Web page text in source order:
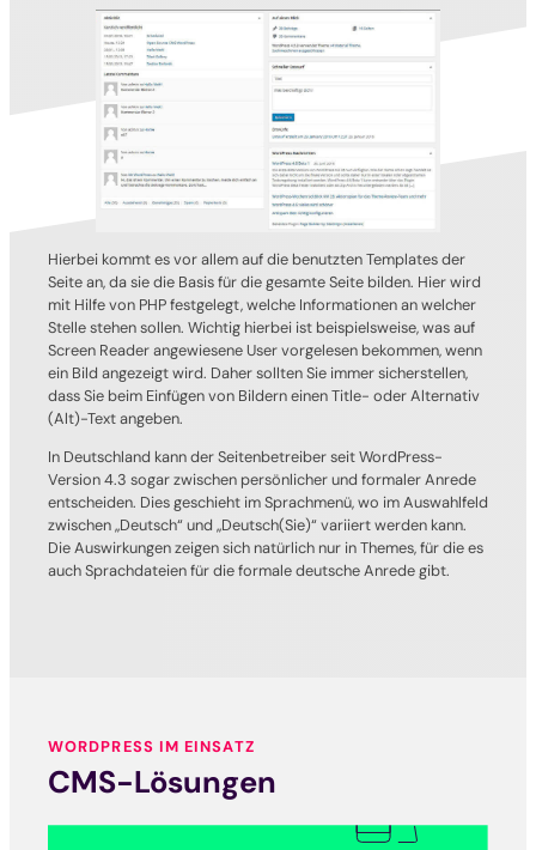
Hierbei kommt es vor allem auf die benutzten Templates der
Seite an, da sie die Basis für die gesamte Seite bilden. Hier wird
mit Hilfe von PHP festgelegt, welche Informationen an welcher
Stelle stehen sollen. Wichtig hierbei ist beispielsweise, was auf
Screen Reader angewiesene User vorgelesen bekommen, wenn
ein Bild angezeigt wird. Daher sollten Sie immer sicherstellen,
dass Sie beim Einfügen von Bildern einen Title- oder Alternativ
(Alt)-Text angeben.
In Deutschland kann der Seitenbetreiber seit WordPress-
Version 4.3 sogar zwischen persönlicher und formaler Anrede
entscheiden. Dies geschieht im Sprachmenü, wo im Auswahlfeld
zwischen „Deutsch“ und „Deutsch(Sie)“ variiert werden kann.
Die Auswirkungen zeigen sich natürlich nur in Themes, für die es
auch Sprachdateien für die formale deutsche Anrede gibt.
WORDPRESS IM EINSATZ
CMS-Lösungen
Unternehmenswebsite